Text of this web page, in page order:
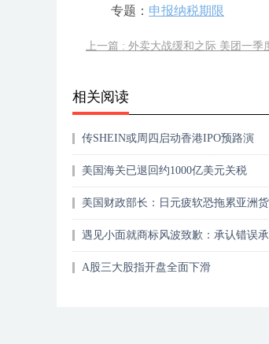
专题： 申报纳税期限
上一篇 : 外卖大战缓和之际 美团一季
相关阅读
传SHEIN或周四启动香港IPO预路演
美国海关已退回约1000亿美元关税
美国财政部长：日元疲软恐拖累亚洲
遇见小面就商标风波致歉：承认错误
A股三大股指开盘全面下滑